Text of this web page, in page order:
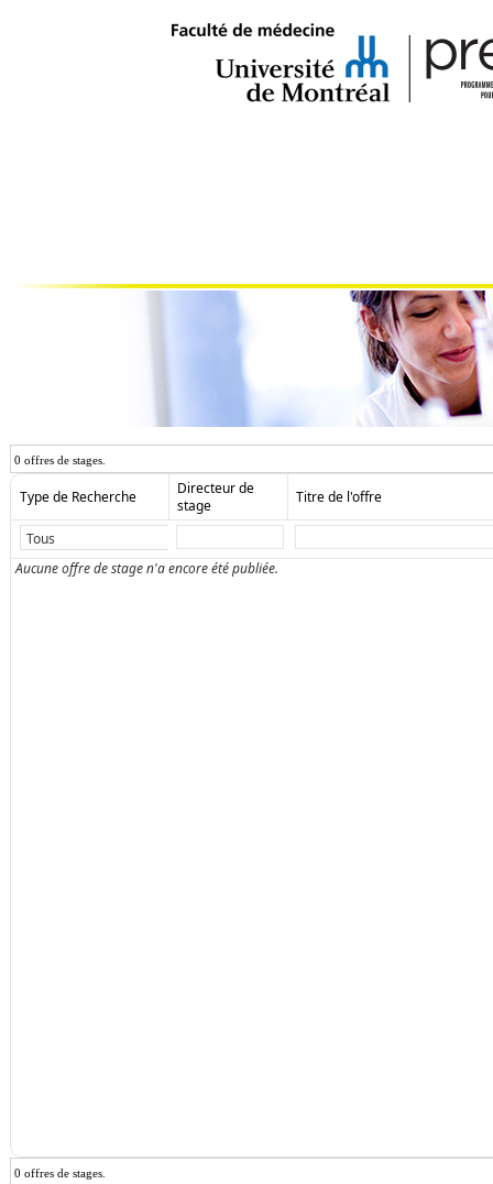
0 offres de stages.
Type de Recherche
Directeur de
stage
Titre de l'offre
Aucune offre de stage n'a encore été publiée.
0 offres de stages.